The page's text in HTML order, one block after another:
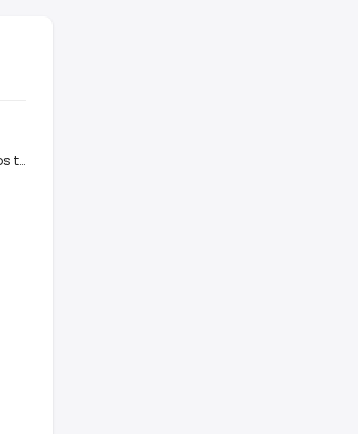
Impuestos totales